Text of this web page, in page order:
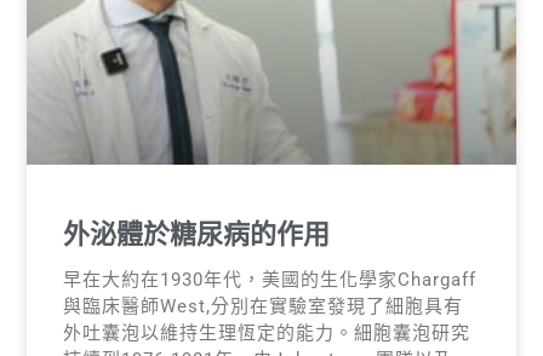
外泌體於糖尿病的作用
早在大約在1930年代，美國的生化學家Chargaff
與臨床醫師West,分別在實驗室發現了細胞具有
外吐囊泡以維持生理恆定的能力。細胞囊泡研究